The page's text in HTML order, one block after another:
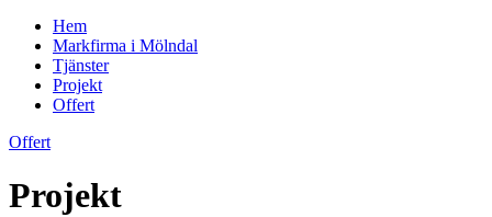
Hem
Markfirma i Mölndal
Tjänster
Projekt
Offert
Offert
Projekt